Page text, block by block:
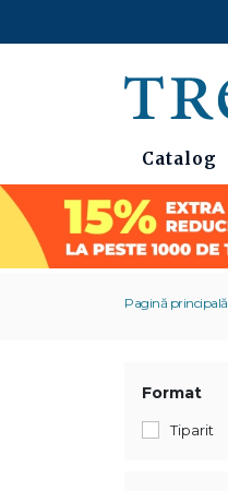
Catalog
Pagină principală
Format
Tiparit